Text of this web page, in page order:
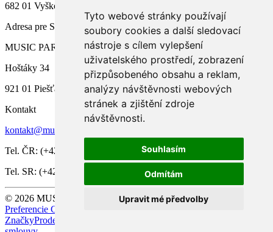
Tyto webové stránky používají
soubory cookies a další sledovací
nástroje s cílem vylepšení
uživatelského prostředí, zobrazení
přizpůsobeného obsahu a reklam,
analýzy návštěvnosti webových
stránek a zjištění zdroje
návštěvnosti.
Souhlasím
Odmítám
Upravit mé předvolby
682 01 Vyškov
Adresa pre SR
MUSIC PARK, s.r.o.
Hoštáky 34
921 01 Piešťany
Kontakt
kontakt@music-park.cz
Tel. ČR: (+420) 517 333 993
Tel. SR: (+421) 33 7733 561
© 2026 MUSIC - PARK.CZ s.r.o. Všechna práva vyhrazena |
Preferencie Cookies
ZnačkyProdejci